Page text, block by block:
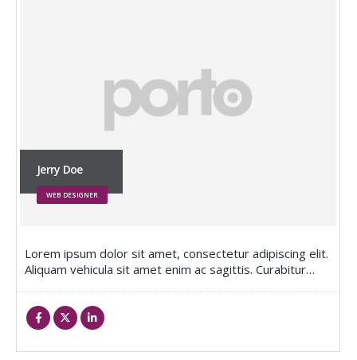
Jerry Doe
WEB DESIGNER
Lorem ipsum dolor sit amet, consectetur adipiscing elit.
Aliquam vehicula sit amet enim ac sagittis. Curabitur…